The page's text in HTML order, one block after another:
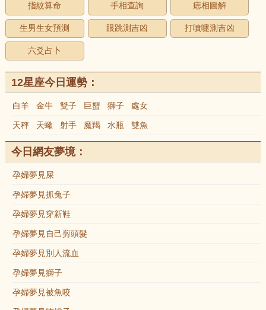
指紋算命
手相查詢 痣相圖解
生男生女預測 眼跳測吉凶 打噴嚏測吉凶
六爻占卜
12星座今日運勢：
白羊 金牛 雙子 巨蟹 獅子 處女
天秤 天蠍 射手 魔羯 水瓶 雙魚
今日網友夢境：
孕婦夢見屎
孕婦夢見抓兔子
孕婦夢見穿新鞋
孕婦夢見自己剪頭髮
孕婦夢見別人流血
孕婦夢見獅子
孕婦夢見被魚咬